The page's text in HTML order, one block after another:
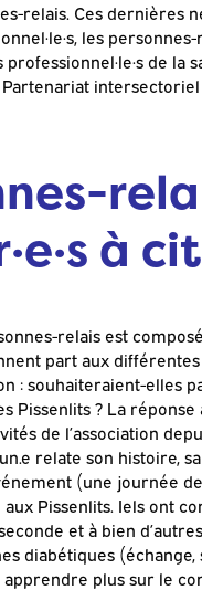
relais. Ces dernières
les
de la
à
relais est composé
part aux
: souhaiteraient-elles
Pissenlits ? La
de l’association
relate son histoire,
(une journée
aux Pissenlits. Iels ont
et à bien
diabétiques
plus sur le